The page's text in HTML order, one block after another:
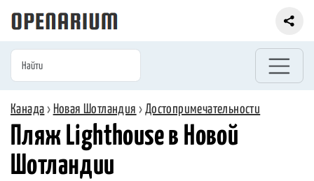
Канада › Новая Шотландия › Достопримечательности
Пляж Lighthouse в Новой
Шотландии